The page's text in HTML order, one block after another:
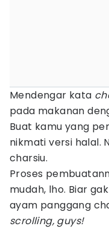
Mendengar kata
pada makanan
Buat kamu yang
nikmati versi halal.
charsiu.
Proses
mudah, lho. Biar
ayam panggang
scrolling, guys!